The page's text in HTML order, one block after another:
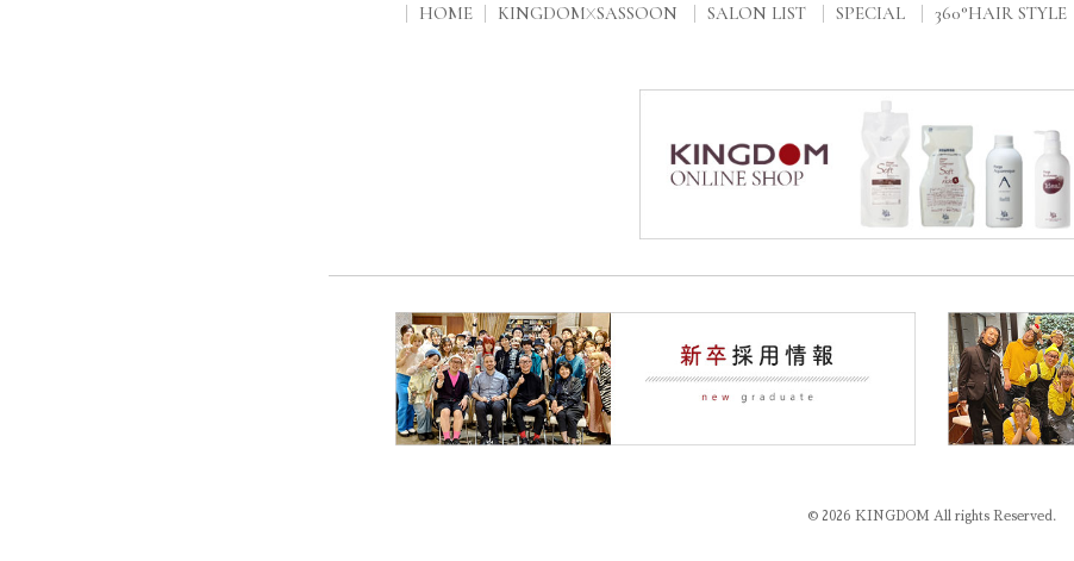
HOME KINGDOMXSASSOON SALON LIST SPECIAL 360°HAIR STYLE
© 2026 KINGDOM All rights Reserved.